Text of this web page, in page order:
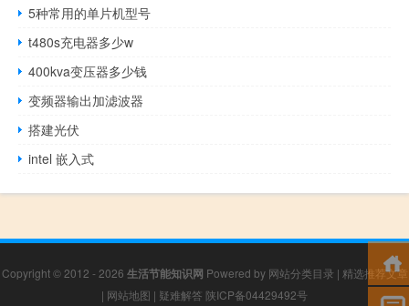
5种常用的单片机型号
t480s充电器多少w
400kva变压器多少钱
变频器输出加滤波器
搭建光伏
intel 嵌入式
Copyright © 2012 - 2026 生活节能知识网 Powered by 网站分类目录 | 精选推荐文章
| 网站地图 | 疑难解答 陕ICP备04429492号